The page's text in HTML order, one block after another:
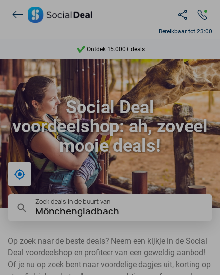
Bereikbaar tot 23:00
7 dagen per week beschikbaar
10+ miljoen leden
9,4
Ontdek 15.000+ deals
Social Deal
voordeelshop: ah, zoveel
mooie deals!
Bij mij in de buurt
Zoek deals in de buurt van
Mönchengladbach
Op zoek naar de beste deals? Neem een kijkje in de Social
Deal voordeelshop en profiteer van een geweldig aanbod!
Of je nu op zoek bent naar voordelige dagjes uit, korting op